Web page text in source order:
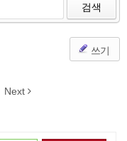
검색
쓰기
Next